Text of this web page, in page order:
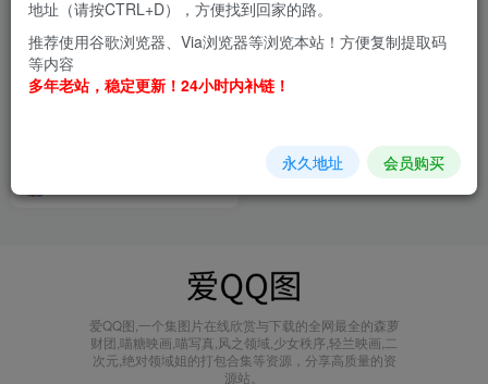
爱QQ图,一个集图片在线欣赏与下载的全网最全的森萝
财团,喵糖映画,喵写真,风之领域,少女秩序,轻兰映画,二
次元,绝对领域姐的打包合集等资源，分享高质量的资
源站。
地址（请按CTRL+D），方便找到回家的路。
推荐使用谷歌浏览器、Via浏览器等浏览本站！方便复制提取码
等内容
多年老站，稳定更新！24小时内补链！
永久地址 会员购买